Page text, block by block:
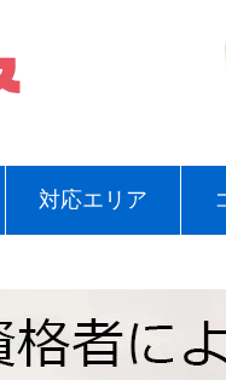
対応エリア